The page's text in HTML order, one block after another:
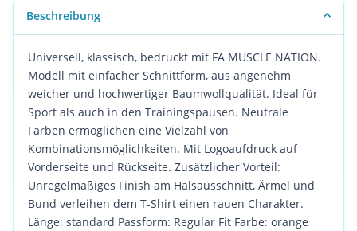
Beschreibung
Universell, klassisch, bedruckt mit FA MUSCLE NATION.
Modell mit einfacher Schnittform, aus angenehm
weicher und hochwertiger Baumwollqualität. Ideal für
Sport als auch in den Trainingspausen. Neutrale
Farben ermöglichen eine Vielzahl von
Kombinationsmöglichkeiten. Mit Logoaufdruck auf
Vorderseite und Rückseite. Zusätzlicher Vorteil:
Unregelmäßiges Finish am Halsausschnitt, Ärmel und
Bund verleihen dem T-Shirt einen rauen Charakter.
Länge: standard Passform: Regular Fit Farbe: orange